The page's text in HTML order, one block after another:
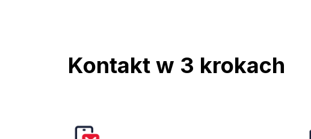
Kontakt w 3 krokach